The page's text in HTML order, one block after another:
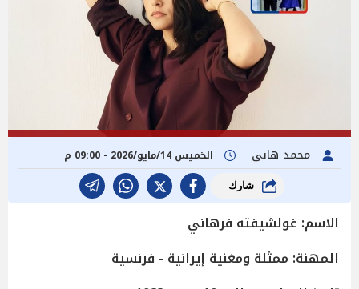
محمد هانى الخميس 14/مايو/2026 - 09:00 م
شارك
الاسم: غولشيفته فرهاني
المهنة: ممثلة ومغنية إيرانية - فرنسية